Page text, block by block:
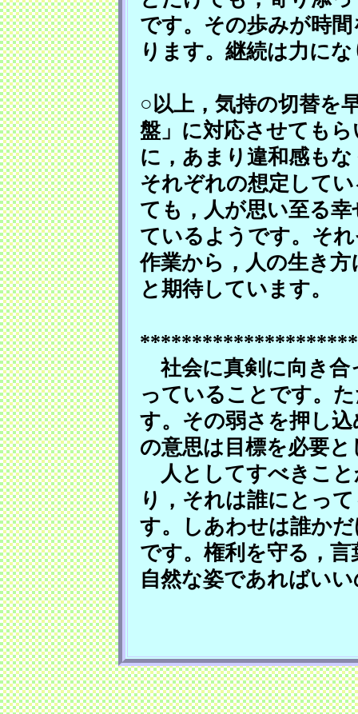
です。その歩みが時
ります。継続は力に
○以上，気持の切替を
盤」に対応させても
に，あまり違和感も
それぞれの想定して
ても，人が思い至る
ているようです。そ
作業から，人の生き
と期待しています。
社会に真剣に向き合
っていることです。
す。その弱さを押し
の意思は目標を必要
人としてすべきこと
り，それは誰にとっ
す。しあわせは誰か
です。権利を守る，
自然な姿であればい